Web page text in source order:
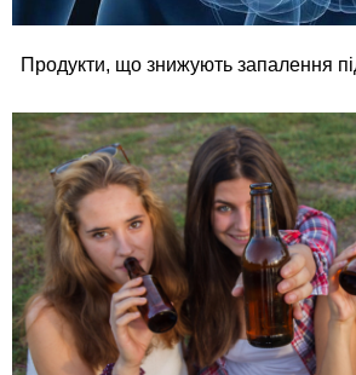
Продукти, що знижують запалення